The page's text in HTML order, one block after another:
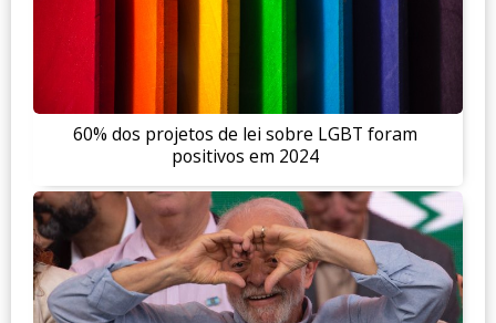
60% dos projetos de lei sobre LGBT foram
positivos em 2024